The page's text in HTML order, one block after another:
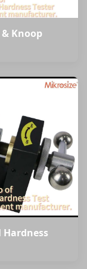
Knoop
Hardness